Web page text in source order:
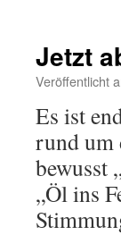
Jetzt
Veröffentlicht
Es ist
rund um
bewusst
„Öl ins